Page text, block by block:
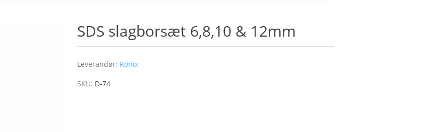
SDS slagborsæt 6,8,10 & 12mm
Leverandør: Ronix
SKU: D-74